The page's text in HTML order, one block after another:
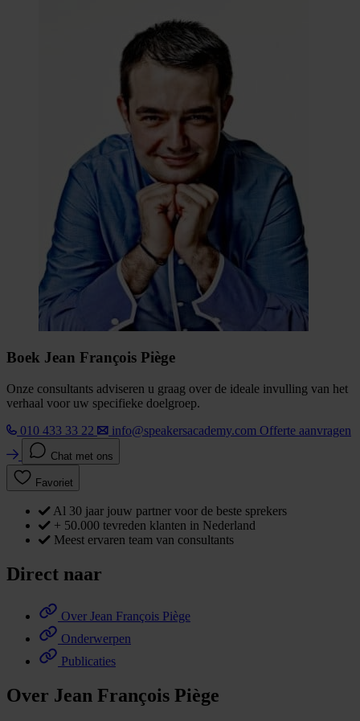
Boek Jean François Piège
Onze consultants adviseren u graag over de ideale invulling van het
verhaal voor uw specifieke doelgroep.
010 433 33 22
info@speakersacademy.com Offerte aanvragen
Chat met ons
Favoriet
Al 30 jaar jouw partner voor de beste sprekers
+ 50.000 tevreden klanten in Nederland
Meest ervaren team van consultants
Direct naar
Over Jean François Piège
Onderwerpen
Publicaties
Over Jean François Piège